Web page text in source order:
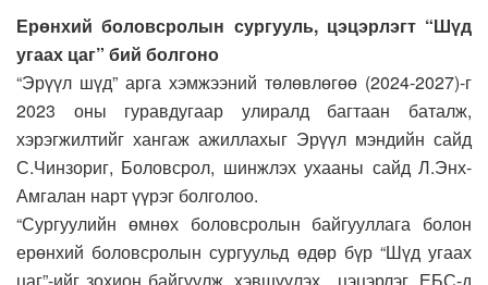
Ерөнхий боловсролын сургууль, цэцэрлэгт “Шүд
угаах цаг” бий болгоно
“Эрүүл шүд” арга хэмжээний төлөвлөгөө (2024-2027)-г
2023 оны гуравдугаар улиралд багтаан баталж,
хэрэгжилтийг хангаж ажиллахыг Эрүүл мэндийн сайд
С.Чинзориг, Боловсрол, шинжлэх ухааны сайд Л.Энх-
Амгалан нарт үүрэг болголоо.
“Сургуулийн өмнөх боловсролын байгууллага болон
ерөнхий боловсролын сургуульд өдөр бүр “Шүд угаах